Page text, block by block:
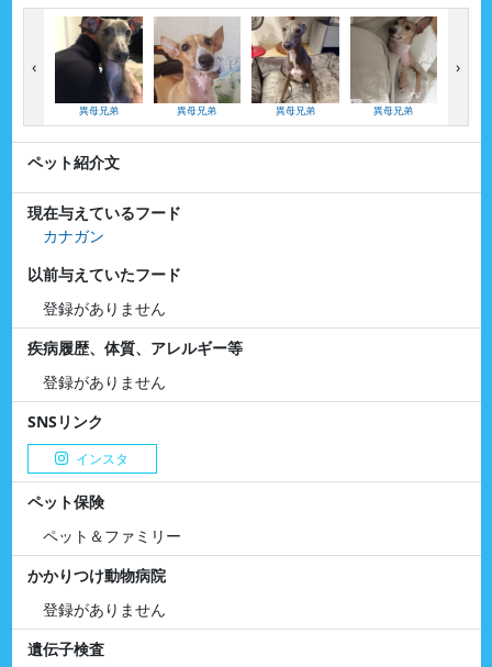
異母兄弟 異母兄弟 異母兄弟 異母兄弟
‹ ›
ペット紹介文
現在与えているフード
カナガン
以前与えていたフード
登録がありません
疾病履歴、体質、アレルギー等
登録がありません
SNSリンク
インスタ
ペット保険
ペット＆ファミリー
かかりつけ動物病院
登録がありません
遺伝子検査